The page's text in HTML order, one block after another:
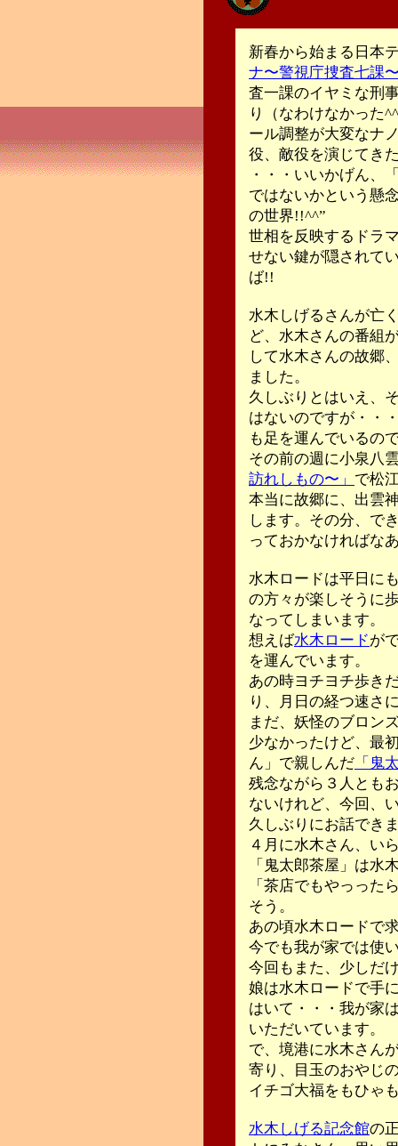
新春から始まる日本
ナ〜警視庁捜査七課
査一課のイヤミな刑
り（なわけなかった
ール調整が大変なナ
役、敵役を演じてき
・・・いいかげん、
ではないかという懸
の世界!!^^”
世相を反映するドラ
せない鍵が隠されて
ば!!
水木しげるさんが亡
ど、水木さんの番組
して水木さんの故郷
ました。
久しぶりとはいえ、
はないのですが・・
も足を運んでいるの
その前の週に小泉八
訪れしもの〜」 で松
本当に故郷に、出雲
します。その分、で
っておかなければな
水木ロードは平日に
の方々が楽しそうに
なってしまいます。
想えば水木ロードが
を運んでいます。
あの時ヨチヨチ歩き
り、月日の経つ速さ
まだ、妖怪のブロン
少なかったけど、最
ん」で親しんだ 「鬼
残念ながら３人とも
ないけれど、今回、
久しぶりにお話でき
４月に水木さん、い
「鬼太郎茶屋」は水
「茶店でもやっった
そう。
あの頃水木ロードで
今でも我が家では使
今回もまた、少しだ
娘は水木ロードで手
はいて・・・我が家
いただいています。
で、境港に水木さん
寄り、目玉のおやじ
イチゴ大福をもひゃ
水木しげる記念館の